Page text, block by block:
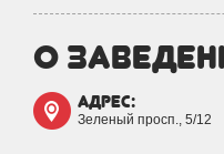
о
адрес:
Зеленый просп., 5/12